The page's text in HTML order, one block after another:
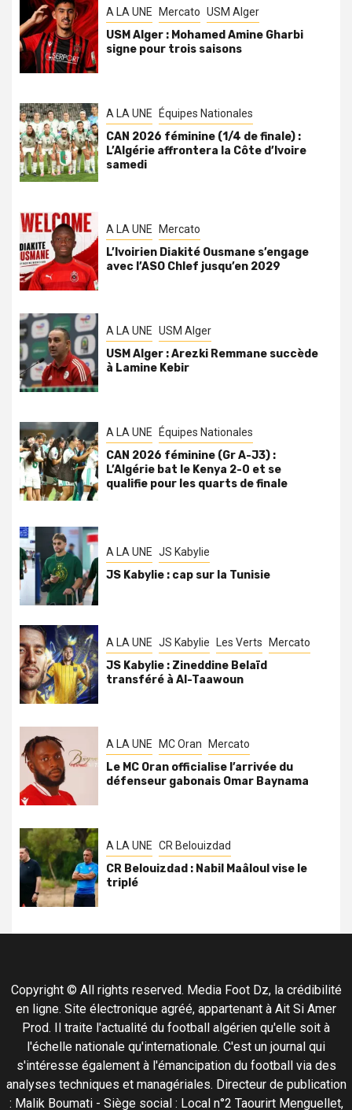
A LA UNE Mercato USM Alger
USM Alger : Mohamed Amine Gharbi
signe pour trois saisons
A LA UNE Équipes Nationales
CAN 2026 féminine (1/4 de finale) :
L’Algérie affrontera la Côte d’Ivoire
samedi
A LA UNE Mercato
L’Ivoirien Diakité Ousmane s’engage
avec l’ASO Chlef jusqu’en 2029
A LA UNE USM Alger
USM Alger : Arezki Remmane succède
à Lamine Kebir
A LA UNE Équipes Nationales
CAN 2026 féminine (Gr A-J3) :
L’Algérie bat le Kenya 2-0 et se
qualifie pour les quarts de finale
A LA UNE JS Kabylie
JS Kabylie : cap sur la Tunisie
A LA UNE JS Kabylie Les Verts Mercato
JS Kabylie : Zineddine Belaïd
transféré à Al-Taawoun
A LA UNE MC Oran Mercato
Le MC Oran officialise l’arrivée du
défenseur gabonais Omar Baynama
A LA UNE CR Belouizdad
CR Belouizdad : Nabil Maâloul vise le
triplé
Copyright © All rights reserved. Media Foot Dz, la crédibilité
en ligne. Site électronique agréé, appartenant à Ait Si Amer
Prod. Il traite l'actualité du football algérien qu'elle soit à
l'échelle nationale qu'internationale. C'est un journal qui
s'intéresse également à l'émancipation du football via des
analyses techniques et managériales. Directeur de publication
: Malik Boumati - Siège social : Local n°2 Taourirt Menguellet,